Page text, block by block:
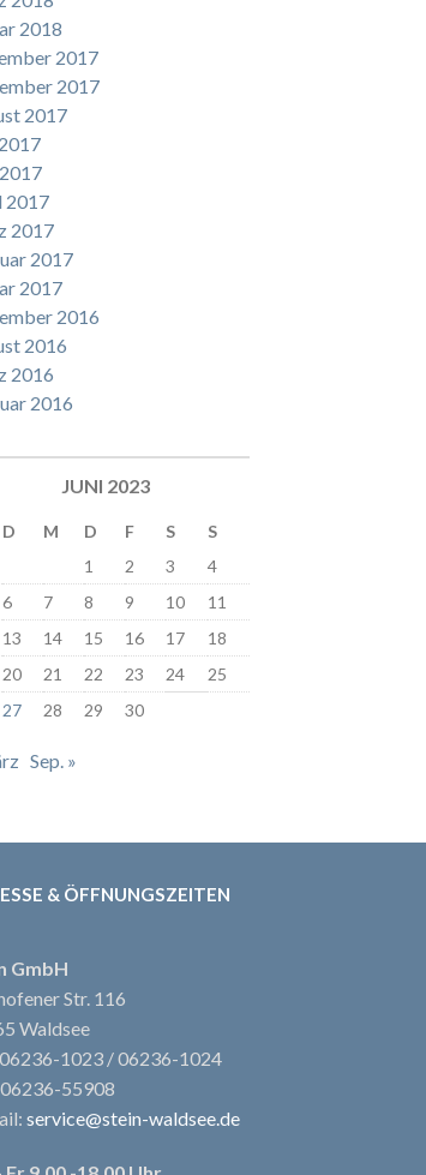
2018
2017
2017
2017
2017
2017
2017
2017
2016
2016
2016
2016
JUNI 2023
D M D F S
S
1
2 3
4
6 7 8 9 10
11
13 14 15 16 17
18
20 21 22 23 24
25
27 28 29 30
Sep. »
& ÖFFNUNGSZEITEN
GmbH
Str. 116
Waldsee
06236-1023 / 06236-1024
55908
service@stein-waldsee.de